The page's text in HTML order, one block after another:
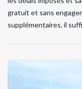
gratuit et sans
supplémentaires, il